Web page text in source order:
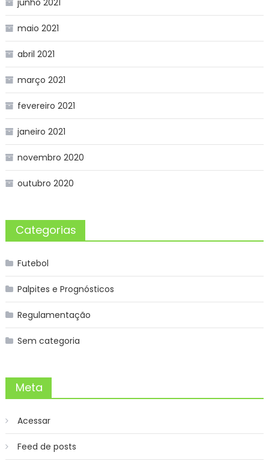
maio 2021
abril 2021
março 2021
fevereiro 2021
janeiro 2021
novembro 2020
outubro 2020
Categorias
Futebol
Palpites e Prognósticos
Regulamentação
Sem categoria
Meta
Acessar
Feed de posts